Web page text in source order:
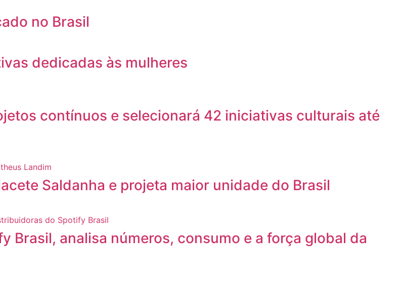
no Brasil
dedicadas às mulheres
contínuos e selecionará 42 iniciativas culturais até
Saldanha e projeta maior unidade do Brasil
Brasil, analisa números, consumo e a força global da